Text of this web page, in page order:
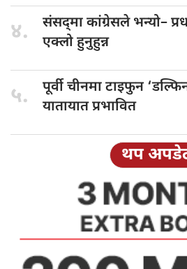
४. संसद्‌मा कांग्रेसले भन्यो–
एक्लो हुनुहुन्न
५. पूर्वी चीनमाटाइफुन
यातायात प्रभावित
थप